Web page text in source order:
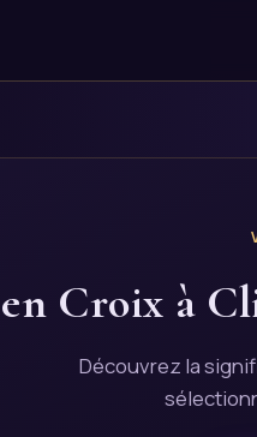
Croix à
Découvrez la